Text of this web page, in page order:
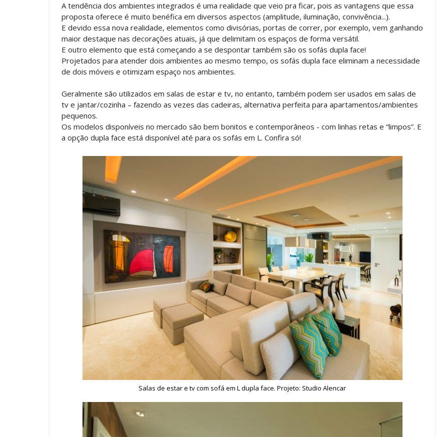
A tendência dos ambientes integrados é uma realidade que veio pra ficar, pois as vantagens que essa
proposta oferece é muito benéfica em diversos aspectos (amplitude, iluminação, convivência...).
E devido essa nova realidade, elementos como divisórias, portas de correr, por exemplo, vem ganhando
maior destaque nas decorações atuais, já que delimitam os espaços de forma versátil.
E outro elemento que está começando a se despontar também são os sofás dupla face!
Projetados para atender dois ambientes ao mesmo tempo, os sofás dupla face eliminam a necessidade
de dois móveis e otimizam espaço nos ambientes.
Geralmente são utilizados em salas de estar e tv, no entanto, também podem ser usados em salas de
tv e jantar/cozinha – fazendo as vezes das cadeiras, alternativa perfeita para apartamentos/ambientes
pequenos.
Os modelos disponíveis no mercado são bem bonitos e contemporâneos - com linhas retas e “limpos”. E
a opção dupla face está disponível até para os sofás em L. Confira só!
Salas de estar e tv com sofá em L dupla face. Projeto: Studio Alencar